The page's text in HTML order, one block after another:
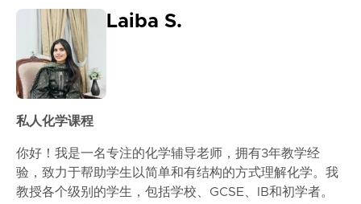
Laiba S.
私人化学课程
你好！我是一名专注的化学辅导老师，拥有3年教学经
验，致力于帮助学生以简单和有结构的方式理解化学。我
教授各个级别的学生，包括学校、GCSE、IB和初学者。